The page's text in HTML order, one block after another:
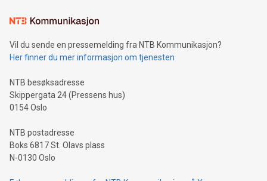
Vil du sende en pressemelding fra NTB Kommunikasjon?
Her finner du mer informasjon om tjenesten
NTB besøksadresse
Skippergata 24 (Pressens hus)
0154 Oslo
NTB postadresse
Boks 6817 St. Olavs plass
N-0130 Oslo